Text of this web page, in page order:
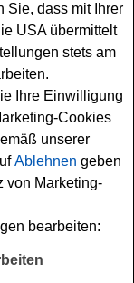
Sie, dass mit Ihrer
USA übermittelt
stets am
Ihre Einwilligung
Cookies
unserer
Ablehnen geben
von Marketing-
bearbeiten: